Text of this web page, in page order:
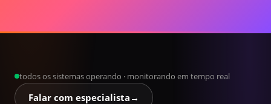
todos os sistemas operando · monitorando em tempo real
Falar com especialista →